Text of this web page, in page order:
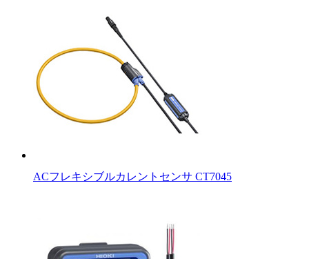
ACフレキシブルカレントセンサ CT7045